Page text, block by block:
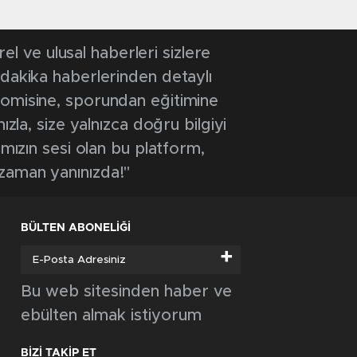
ve ulusal haberleri sizlere
haberlerinden detaylı
sporundan eğitimine
size yalnızca doğru bilgiyi
sesi olan bu platform,
yanınızda!"
BÜLTEN ABONELİĞİ
+
Bu web sitesinden haber ve
ebülten almak istiyorum
BİZİ TAKİP ET